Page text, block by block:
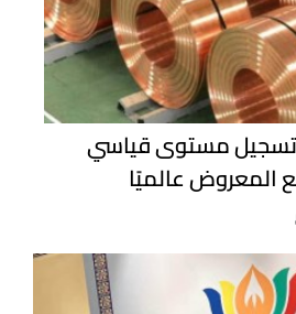
تسجيل مستوى قياسي
المعروض عالميًا